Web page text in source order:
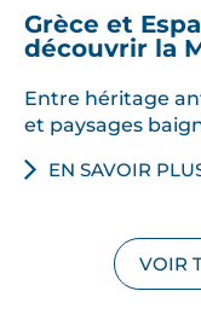
Grèce et
découvrir la
Entre héritage
et paysages
EN SAVOIR
VOIR